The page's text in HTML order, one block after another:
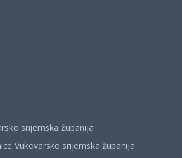
srijemska županija
Vukovarsko srijemska županija